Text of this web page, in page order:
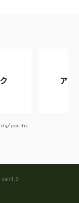
アサヒサイク
pacific